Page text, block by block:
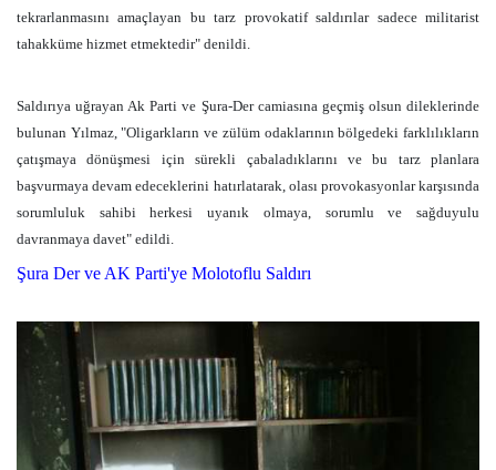
tekrarlanmasını amaçlayan bu tarz provokatif saldırılar sadece militarist
tahakküme hizmet etmektedir" denildi.
Saldırıya uğrayan Ak Parti ve Şura-Der camiasına geçmiş olsun dileklerinde
bulunan Yılmaz, "Oligarkların ve zülüm odaklarının bölgedeki farklılıkların
çatışmaya dönüşmesi için sürekli çabaladıklarını ve bu tarz planlara
başvurmaya devam edeceklerini hatırlatarak, olası provokasyonlar karşısında
sorumluluk sahibi herkesi uyanık olmaya, sorumlu ve sağduyulu
davranmaya davet" edildi.
Şura Der ve AK Parti'ye Molotoflu Saldırı